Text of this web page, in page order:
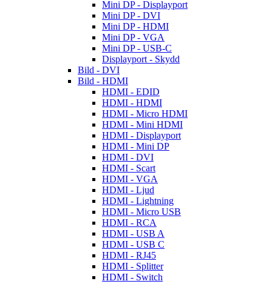
Mini DP - Displayport
Mini DP - DVI
Mini DP - HDMI
Mini DP - VGA
Mini DP - USB-C
Displayport - Skydd
Bild - DVI
Bild - HDMI
HDMI - EDID
HDMI - HDMI
HDMI - Micro HDMI
HDMI - Mini HDMI
HDMI - Displayport
HDMI - Mini DP
HDMI - DVI
HDMI - Scart
HDMI - VGA
HDMI - Ljud
HDMI - Lightning
HDMI - Micro USB
HDMI - RCA
HDMI - USB A
HDMI - USB C
HDMI - RJ45
HDMI - Splitter
HDMI - Switch